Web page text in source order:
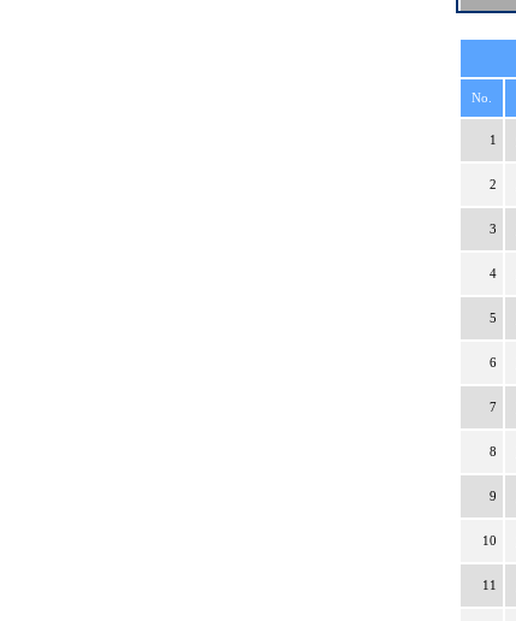
No.
1
2
3
4
5
6
7
8
9
10
11